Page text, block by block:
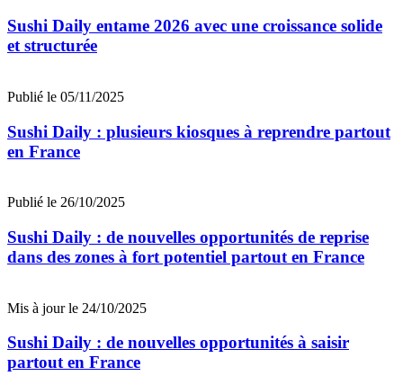
Sushi Daily entame 2026 avec une croissance solide
et structurée
Publié le 05/11/2025
Sushi Daily : plusieurs kiosques à reprendre partout
en France
Publié le 26/10/2025
Sushi Daily : de nouvelles opportunités de reprise
dans des zones à fort potentiel partout en France
Mis à jour le 24/10/2025
Sushi Daily : de nouvelles opportunités à saisir
partout en France